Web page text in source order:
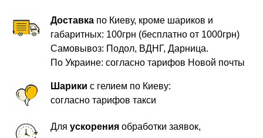
Доставка по Киеву, кроме шариков и
габаритных: 100грн (бесплатно от 1000грн)
Самовывоз: Подол, ВДНГ, Дарница.
По Украине: согласно тарифов Новой почты
Шарики с гелием по Киеву:
согласно тарифов такси
Дляускорения обработки заявок,